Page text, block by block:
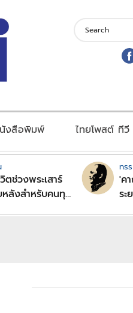
งสือพิมพ์ ไทยโพสต์ ทีวี
ช่วงพระเสาร์
หลังสำหรับคนทุก
ทร
'ค
ระ